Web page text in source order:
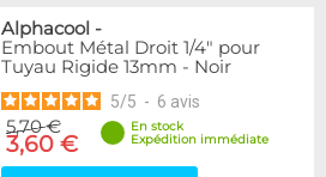
Alphacool -
Embout Métal Droit 1/4" pour
Tuyau Rigide 13mm - Noir
5/5 - 6 avis
5,70 €
3,60 €
En stock
Expédition immédiate